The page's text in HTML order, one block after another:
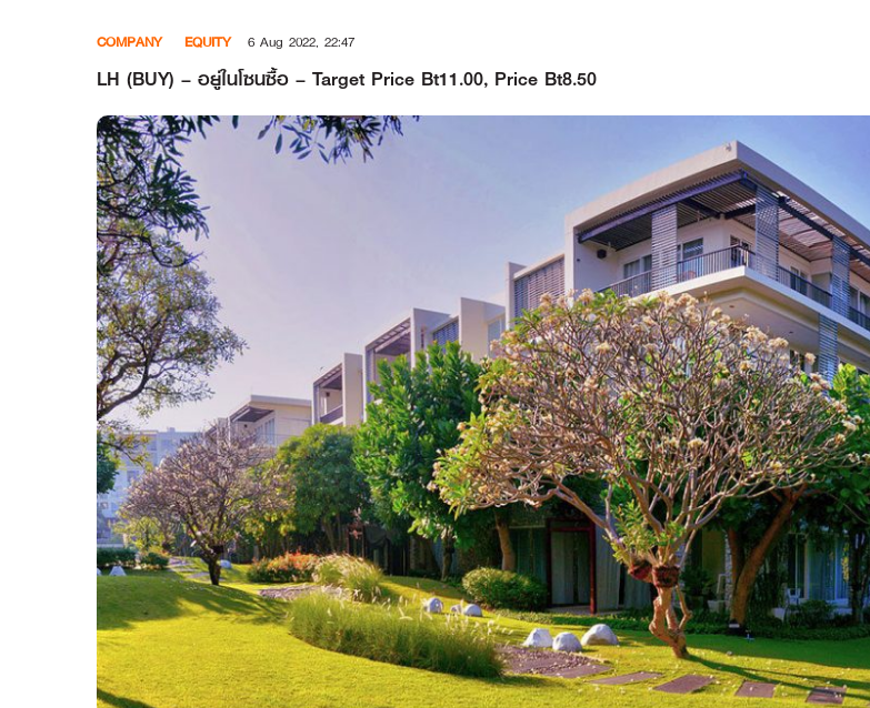
COMPANY EQUITY 6 Aug 2022, 22:47
LH (BUY) – อยู่ในโซนซื้อ – Target Price Bt11.00, Price Bt8.50